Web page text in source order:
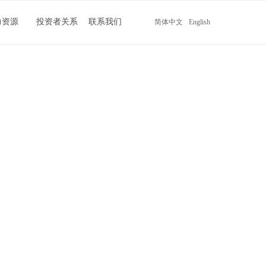
源 投资者关系 联系我们 简体中文 English